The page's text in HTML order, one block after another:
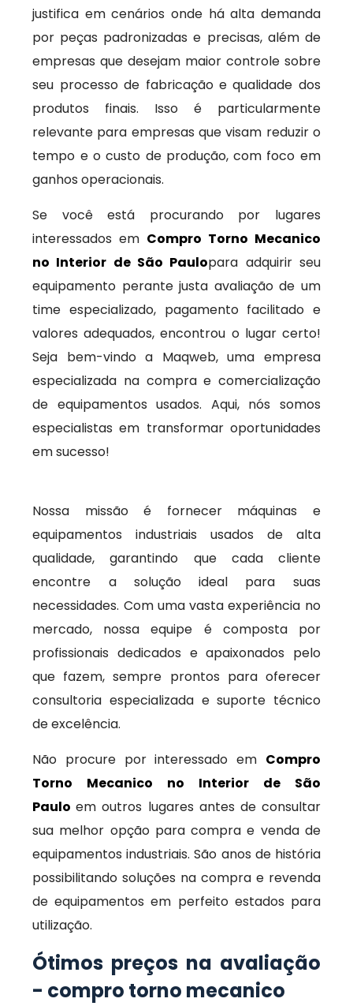
justifica em cenários onde há alta demanda
por peças padronizadas e precisas, além de
empresas que desejam maior controle sobre
seu processo de fabricação e qualidade dos
produtos finais. Isso é particularmente
relevante para empresas que visam reduzir o
tempo e o custo de produção, com foco em
ganhos operacionais.
Se você está procurando por lugares
interessados em Compro Torno Mecanico
no Interior de São Paulopara adquirir seu
equipamento perante justa avaliação de um
time especializado, pagamento facilitado e
valores adequados, encontrou o lugar certo!
Seja bem-vindo a Maqweb, uma empresa
especializada na compra e comercialização
de equipamentos usados. Aqui, nós somos
especialistas em transformar oportunidades
em sucesso!
Nossa missão é fornecer máquinas e
equipamentos industriais usados de alta
qualidade, garantindo que cada cliente
encontre a solução ideal para suas
necessidades. Com uma vasta experiência no
mercado, nossa equipe é composta por
profissionais dedicados e apaixonados pelo
que fazem, sempre prontos para oferecer
consultoria especializada e suporte técnico
de excelência.
Não procure por interessado em Compro
Torno Mecanico no Interior de São
Pauloem outros lugares antes de consultar
sua melhor opção para compra e venda de
equipamentos industriais. São anos de história
possibilitando soluções na compra e revenda
de equipamentos em perfeito estados para
utilização.
Ótimos preços na avaliação
- compro torno mecanico